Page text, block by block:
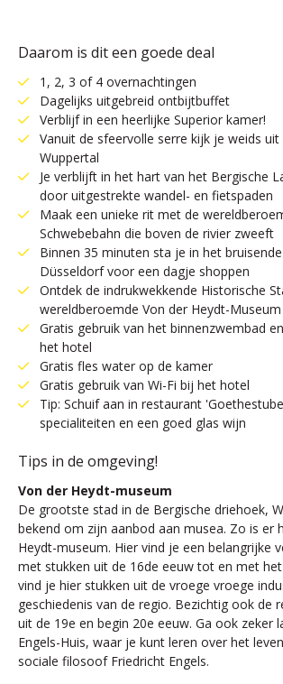
Daarom is dit een goede deal
1, 2, 3 of 4 overnachtingen
Dagelijks uitgebreid ontbijtbuffet
Verblijf in een heerlijke Superior kamer!
Vanuit de sfeervolle serre kijk je weids
Wuppertal
Je verblijft in het hart van het Bergische
door uitgestrekte wandel- en fietspaden
Maak een unieke rit met de
Schwebebahn die boven de rivier zweeft
Binnen 35 minuten sta je in het
Düsseldorf voor een dagje shoppen
Ontdek de indrukwekkende Historische
wereldberoemde Von der Heydt-Museum
Gratis gebruik van het binnenzwembad
het hotel
Gratis fles water op de kamer
Gratis gebruik van Wi-Fi bij het hotel
Tip: Schuif aan in restaurant
specialiteiten en een goed glas wijn
Tips in de omgeving!
Von der Heydt-museum
De grootste stad in de Bergische driehoek,
bekend om zijn aanbod aan musea. Zo is er
Heydt-museum. Hier vind je een belangrijke
met stukken uit de 16de eeuw tot en met
vind je hier stukken uit de vroege vroege
geschiedenis van de regio. Bezichtig ook de
uit de 19e en begin 20e eeuw. Ga ook zeker
Engels-Huis, waar je kunt leren over het
sociale filosoof Friedricht Engels.